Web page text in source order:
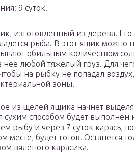
9 суток.
изготовленный из дерева. Его
рыба. В этот ящик можно
обильным количеством
нее любой тяжелый груз. Для
на рыбку не попадал
зоны.
из щелей ящика начнет
сухим способом будет
рыбу и через 7 суток карась,
будет готов. Останется
вяленого карасика.